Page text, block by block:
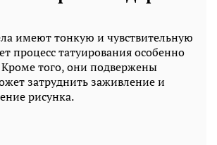
имеют тонкую и чувствительную
процесс татуирования особенно
того, они подвержены
затруднить заживление и
рисунка.